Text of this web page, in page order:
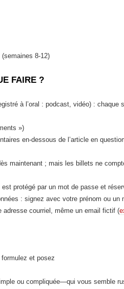
8-12)
FAIRE ?
à l’oral : podcast, vidéo) : chaque
»)
en-dessous de l’article en
maintenant ; mais les billets ne
est protégé par un mot de passe et
: signez avec votre prénom ou
courriel, même un email fictif (
et posez
ou compliquée—qui vous semble